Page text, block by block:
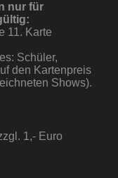
nur für
11. Karte
Schüler,
den Kartenpreis
Shows).
1,- Euro